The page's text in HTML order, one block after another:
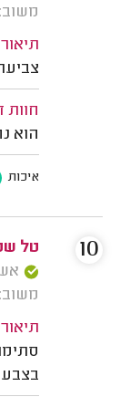
משוב: 12/08/2025
חוות
הוא
איכות
טל
משוב: 13/07/2025
בצבע
10